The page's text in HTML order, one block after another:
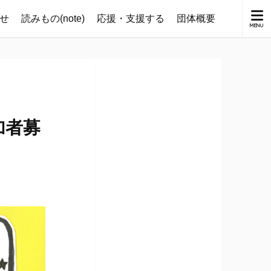
読みもの(note) 応援・支援する 団体概要
者募